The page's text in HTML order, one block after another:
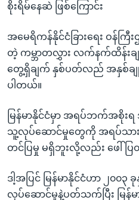
စိုးရိမ်နေဆဲ ဖြစ်ကြောင်း
အမေရိကန်နိုင်ငံခြားရေး ဝန်
တဲ့ ကမ္ဘာတလွှား လက်နက်ထိန်းခ
တွေ့ရှိချက် နှစ်ပတ်လည် အနှစ်ချုပ်
ပါတယ်။
မြန်မာနိုင်ငံမှာ အရပ်ဘက်အစို
သူ့လုပ်ဆောင်မှုတွေကို အရပ်သာ
တင်ပြမှု မရှိဘူးလို့လည်း ဖေါ်ပြ
ဒါ့အပြင် မြန်မာနိုင်ငံဟာ ၂၀၀၃
လုပ်ဆောင်မှုနဲ့ပတ်သက်ပြီး မြ